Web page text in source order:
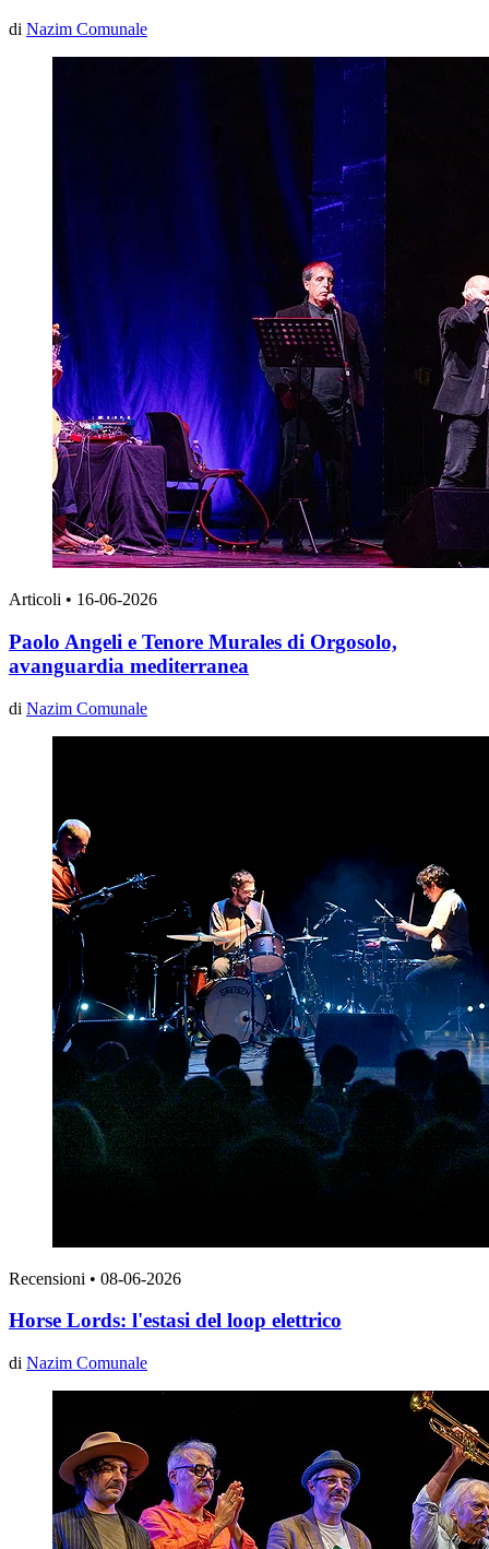
di Nazim Comunale
Articoli • 16-06-2026
Paolo Angeli e Tenore Murales di Orgosolo,
avanguardia mediterranea
di Nazim Comunale
Recensioni • 08-06-2026
Horse Lords: l'estasi del loop elettrico
di Nazim Comunale